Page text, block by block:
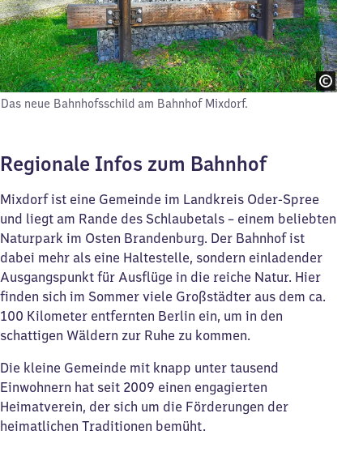
Das neue Bahnhofsschild am Bahnhof Mixdorf.
Regionale Infos zum Bahnhof
Mixdorf ist eine Gemeinde im Landkreis Oder-Spree
und liegt am Rande des Schlaubetals – einem beliebten
Naturpark im Osten Brandenburg. Der Bahnhof ist
dabei mehr als eine Haltestelle, sondern einladender
Ausgangspunkt für Ausflüge in die reiche Natur. Hier
finden sich im Sommer viele Großstädter aus dem ca.
100 Kilometer entfernten Berlin ein, um in den
schattigen Wäldern zur Ruhe zu kommen.
Die kleine Gemeinde mit knapp unter tausend
Einwohnern hat seit 2009 einen engagierten
Heimatverein, der sich um die Förderungen der
heimatlichen Traditionen bemüht.